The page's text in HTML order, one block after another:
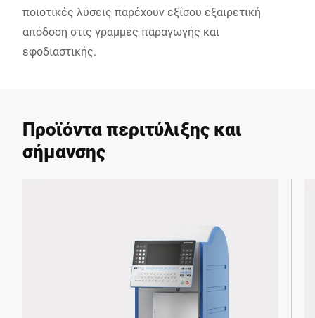
ποιοτικές λύσεις παρέχουν εξίσου εξαιρετική
απόδοση στις γραμμές παραγωγής και
εφοδιαστικής.
Προϊόντα περιτύλιξης και
σήμανσης